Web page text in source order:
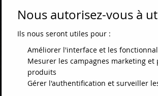
Colis / Plateaux Plats
Nous autorisez-vous à
Ils nous seront utiles pour :
Améliorer l'interface et les
Mesurer les campagnes marketing
produits
Gérer l'authentification et surveiller